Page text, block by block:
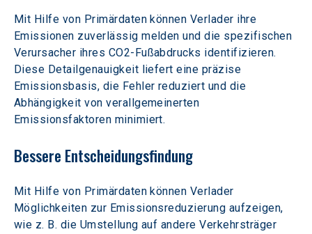
Mit Hilfe von Primärdaten können Verlader ihre
Emissionen zuverlässig melden und die spezifischen
Verursacher ihres CO2-Fußabdrucks identifizieren.
Diese Detailgenauigkeit liefert eine präzise
Emissionsbasis, die Fehler reduziert und die
Abhängigkeit von verallgemeinerten
Emissionsfaktoren minimiert.
Bessere Entscheidungsfindung
Mit Hilfe von Primärdaten können Verlader
Möglichkeiten zur Emissionsreduzierung aufzeigen,
wie z. B. die Umstellung auf andere Verkehrsträger